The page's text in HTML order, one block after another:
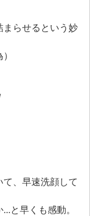
まらせるという妙
、早速洗顔して
と早くも感動。